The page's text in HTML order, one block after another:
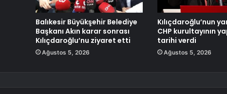
Balıkesir Büyükşehir Belediye
Başkanı Akın karar sonrası
Kılıçdaroğlu’nu ziyaret etti
Ağustos 5, 2026
Kılıçdaroğlu’nun
CHP kurultayının
tarihi verdi
Ağustos 5, 2026